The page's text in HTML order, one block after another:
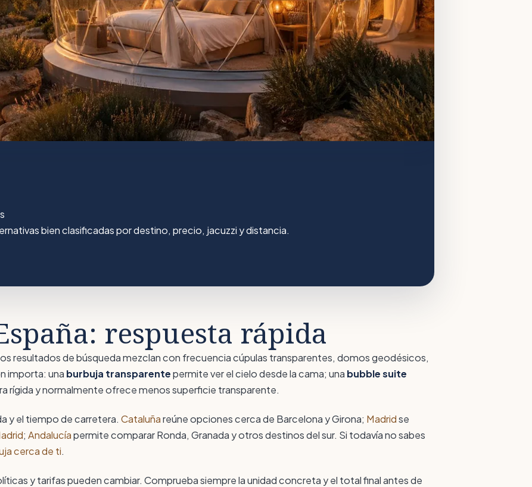
bien clasificadas por destino, precio, jacuzzi y distancia.
respuesta rápida
resultados de búsqueda mezclan con frecuencia cúpulas transparentes, domos geodésicos,
importa: una burbuja transparentepermite ver el cielo desde la cama; una bubble suite
rígida y normalmente ofrece menos superficie transparente.
y el tiempo de carretera. Cataluñareúne opciones cerca de Barcelona y Girona; Madridse
; Andalucíapermite comparar Ronda, Granada y otros destinos del sur. Si todavía no sabes
cerca de ti.
y tarifas pueden cambiar. Comprueba siempre la unidad concreta y el total final antes de